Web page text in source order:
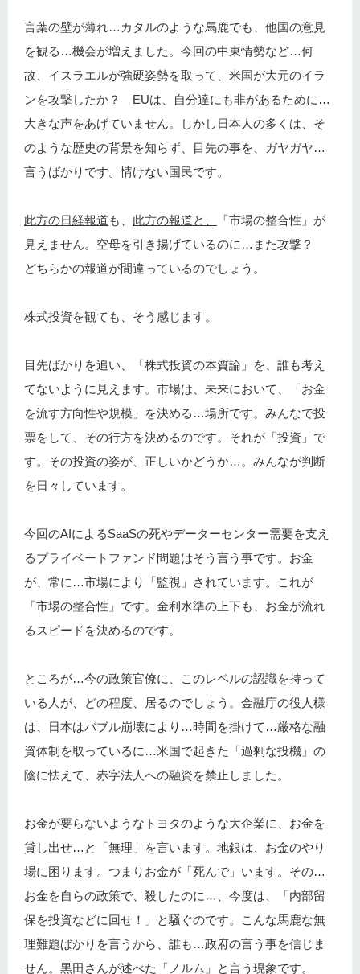
言葉の壁が薄れ…カタルのような馬鹿でも、他国の意見
を観る…機会が増えました。今回の中東情勢など…何
故、イスラエルが強硬姿勢を取って、米国が大元のイラ
ンを攻撃したか？ EUは、自分達にも非があるために…
大きな声をあげていません。しかし日本人の多くは、そ
のような歴史の背景を知らず、目先の事を、ガヤガヤ…
言うばかりです。情けない国民です。
此方の日経報道 も、 此方の報道と、
「市場の整合性」が
見えません。空母を引き揚げているのに…また攻撃？
どちらかの報道が間違っているのでしょう。
株式投資を観ても、そう感じます。
目先ばかりを追い、「株式投資の本質論」を、誰も考え
てないように見えます。市場は、未来において、「お金
を流す方向性や規模」を決める…場所です。みんなで投
票をして、その行方を決めるのです。それが「投資」で
す。その投資の姿が、正しいかどうか…。みんなが判断
を日々しています。
今回のAIによるSaaSの死やデーターセンター需要を支え
るプライベートファンド問題はそう言う事です。お金
が、常に…市場により「監視」されています。これが
「市場の整合性」です。金利水準の上下も、お金が流れ
るスピードを決めるのです。
ところが…今の政策官僚に、このレベルの認識を持って
いる人が、どの程度、居るのでしょう。金融庁の役人様
は、日本はバブル崩壊により…時間を掛けて…厳格な融
資体制を取っているに…米国で起きた「過剰な投機」の
陰に怯えて、赤字法人への融資を禁止しました。
お金が要らないようなトヨタのような大企業に、お金を
貸し出せ…と「無理」を言います。地銀は、お金のやり
場に困ります。つまりお金が「死んで」います。その…
お金を自らの政策で、殺したのに…、今度は、「内部留
保を投資などに回せ！」と騒ぐのです。こんな馬鹿な無
理難題ばかりを言うから、誰も…政府の言う事を信じま
せん。黒田さんが述べた「ノルム」と言う現象です。